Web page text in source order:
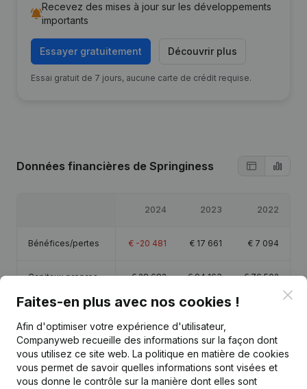
Recevez des mises à jour sur les développements
importants
Essayer gratuitement Découvrir plus
Essai gratuit de 7 jours, aucune carte de crédit requise.
Données financières de Springiness
2024 2023 2022
Bénéfices/pertes € -20 481 € 17 661 € 7 094
Capitaux propres €28 682 €94 163 €76 502
Faites-en plus avec nos cookies !
Afin d'optimiser votre expérience d'utilisateur,
Companyweb recueille des informations sur la façon dont
vous utilisez ce site web. La politique en matière de cookies
vous permet de savoir quelles informations sont visées et
vous donne le contrôle sur la manière dont elles sont